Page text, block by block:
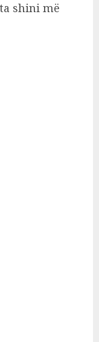
shini më